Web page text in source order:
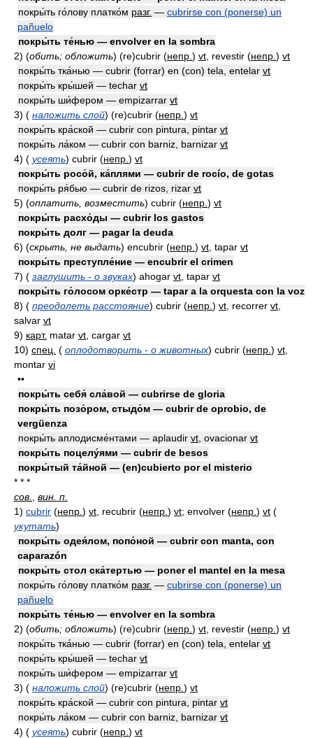
покры́ть го́лову платко́м разг. — cubrirse con (ponerse) un
pañuelo
покры́ть те́нью — envolver en la sombra
2) (обить; обложить) (re)cubrir (непр. ) vt , revestir (непр. ) vt
покры́ть тка́нью — cubrir (forrar) en (con) tela, entelar vt
покры́ть кры́шей — techar vt
покры́ть ши́фером — empizarrar vt
3) ( наложить слой) (re)cubrir (непр. ) vt
покры́ть кра́ской — cubrir con pintura, pintar vt
покры́ть ла́ком — cubrir con barniz, barnizar vt
4) ( усеять) cubrir (непр. ) vt
покры́ть росо́й, ка́плями — cubrir de rocío, de gotas
покры́ть ря́бью — cubrir de rizos, rizar vt
5) (оплатить, возместить) cubrir (непр. ) vt
покры́ть расхо́ды — cubrir los gastos
покры́ть долг — pagar la deuda
6) (скрыть, не выдать) encubrir (непр. ) vt , tapar vt
покры́ть преступле́ние — encubrir el crimen
7) ( заглушить - о звуках) ahogar vt , tapar vt
покры́ть го́лосом орке́стр — tapar a la orquesta con la voz
8) ( преодолеть расстояние) cubrir (непр. ) vt , recorrer vt
salvar vt
9) карт. matar vt , cargar vt
10) спец. ( оплодотворить - о животных) cubrir (непр. ) vt
montar vi
••
покры́ть себя́ сла́вой — cubrirse de gloria
покры́ть позо́ром, стыдо́м — cubrir de oprobio, de
vergüenza
покры́ть аплодисме́нтами — aplaudir vt , ovacionar vt
покры́ть поцелу́ями — cubrir de besos
покры́тый та́йной — (en)cubierto por el misterio
* * *
сов.
вин. п.
1) cubrir (непр. ) vt , recubrir (непр. ) vt; envolver (непр. ) vt (
укутать)
покры́ть одея́лом, попо́ной — cubrir con manta, con
caparazón
покры́ть стол ска́тертью — poner el mantel en la mesa
покры́ть го́лову платко́м разг. — cubrirse con (ponerse) un
pañuelo
покры́ть те́нью — envolver en la sombra
2) (обить; обложить) (re)cubrir (непр. ) vt , revestir (непр. ) vt
покры́ть тка́нью — cubrir (forrar) en (con) tela, entelar vt
покры́ть кры́шей — techar vt
покры́ть ши́фером — empizarrar vt
3) ( наложить слой) (re)cubrir (непр. ) vt
покры́ть кра́ской — cubrir con pintura, pintar vt
покры́ть ла́ком — cubrir con barniz, barnizar vt
4) ( усеять) cubrir (непр. ) vt